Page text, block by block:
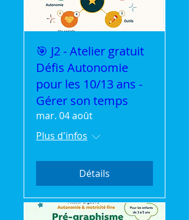
🎯 J2 - Atelier gratuit
Défis Autonomie
pour les 10/13 ans -
Gérer son temps
mar. 04 août
Plus d'infos
Détails